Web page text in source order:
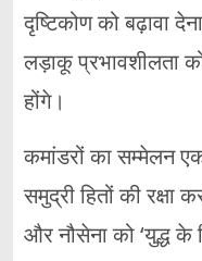
दृष्टिकोण को बढ़ावा
लड़ाकू प्रभावशीलता
होंगे।
कमांडरों का सम्मेलन
समुद्री हितों की रक्षा
और नौसेना को ‘युद्ध